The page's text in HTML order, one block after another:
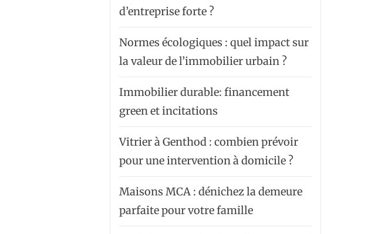
d’entreprise forte ?
Normes écologiques : quel impact sur
la valeur de l’immobilier urbain ?
Immobilier durable: financement
green et incitations
Vitrier à Genthod : combien prévoir
pour une intervention à domicile ?
Maisons MCA : dénichez la demeure
parfaite pour votre famille